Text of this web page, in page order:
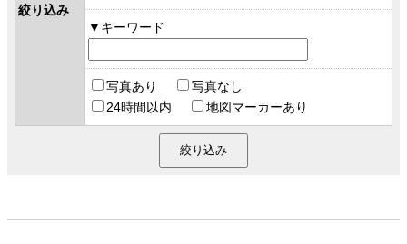
絞り込み
キーワード
写真あり
写真なし
24時間以内
地図マーカーあり